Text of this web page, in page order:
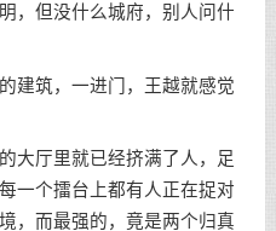
，但没什么城府，别人问什
建筑，一进门，王越就感觉
大厅里就已经挤满了人，足
一个擂台上都有人正在捉对
，而最强的，竟是两个归真